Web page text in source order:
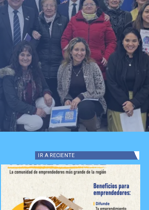
IR A RECIENTE